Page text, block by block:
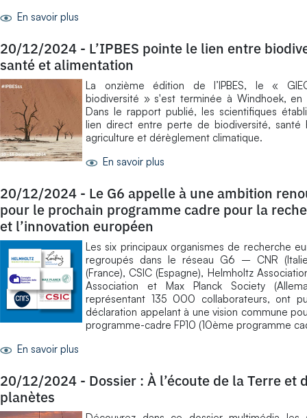
En savoir plus
20/12/2024 - L’IPBES pointe le lien entre
santé et alimentation
La onzième édition de l’IPBES, le «
biodiversité » s'est terminée à Windhoek, en
Dans le rapport publié, les scientifiques
lien direct entre perte de biodiversité, santé
agriculture et dérèglement climatique.
En savoir plus
20/12/2024 - Le G6 appelle à une ambition
pour le prochain programme cadre pour la
et l’innovation européen
Les six principaux organismes de recherche
regroupés dans le réseau G6 – CNR
(France), CSIC (Espagne), Helmholtz
Association et Max Planck Society
représentant 135 000 collaborateurs, ont
déclaration appelant à une vision commune
programme-cadre FP10 (10ème programme
En savoir plus
20/12/2024 - Dossier : À l’écoute de la Terre et
planètes